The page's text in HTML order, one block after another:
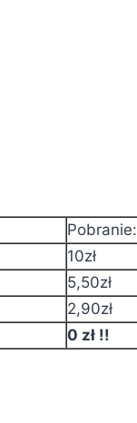
Pobranie:
10zł
5,50zł
2,90zł
0 zł !!